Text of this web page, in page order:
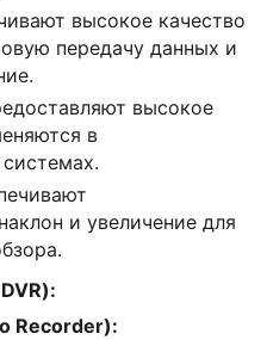
высокое качество
передачу данных и
высокое
в
и увеличение для
Recorder):